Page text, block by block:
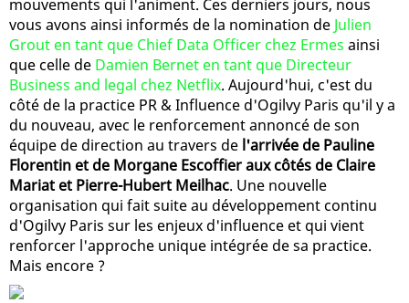
mouvements qui l'animent. Ces derniers jours, nous
vous avons ainsi informés de la nomination de Julien
Grout en tant que Chief Data Officer chez Ermes ainsi
que celle de Damien Bernet en tant que Directeur
Business and legal chez Netflix. Aujourd'hui, c'est du
côté de la practice PR & Influence d'Ogilvy Paris qu'il y a
du nouveau, avec le renforcement annoncé de son
équipe de direction au travers de l'arrivée de Pauline
Florentin et de Morgane Escoffier aux côtés de Claire
Mariat et Pierre-Hubert Meilhac. Une nouvelle
organisation qui fait suite au développement continu
d'Ogilvy Paris sur les enjeux d'influence et qui vient
renforcer l'approche unique intégrée de sa practice.
Mais encore ?